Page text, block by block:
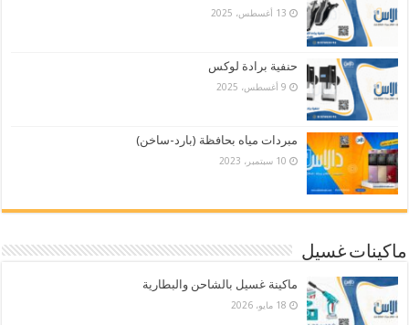
13 أغسطس، 2025
حنفية برادة لوكس
9 أغسطس، 2025
مبردات مياه بحافظة (بارد-ساخن)
10 سبتمبر، 2023
ماكينات غسيل
ماكينة غسيل بالشاحن والبطارية
18 مايو، 2026